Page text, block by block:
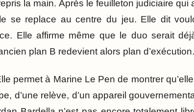
la main. Après le feuilleton judiciaire qui
se replace au centre du jeu. Elle dit
Elle affirme même que le duo serait
plan B redevient alors plan d’exécution.
permet à Marine Le Pen de montrer
d’une relève, d’un appareil